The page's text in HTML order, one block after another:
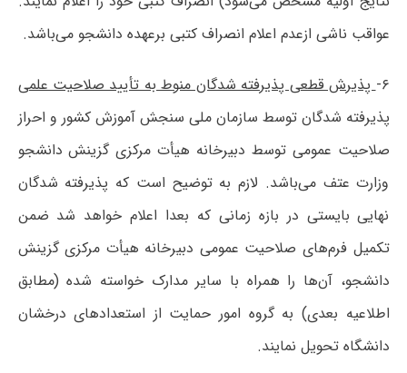
عواقب ناشی ازعدم اعلام انصراف کتبی برعهده دانشجو می‌باشد.
۶- پذیرش قطعی پذیرفته شدگان منوط به تأیید صلاحیت علمی
پذیرفته شدگان توسط سازمان ملی سنجش آموزش کشور و احراز
صلاحیت عمومی توسط دبیرخانه هیأت مرکزی گزینش دانشجو
وزارت عتف می‌باشد. لازم به توضیح است که پذیرفته شدگان
نهایی بایستی در بازه زمانی که بعدا اعلام خواهد شد ضمن
تکمیل فرم‌های صلاحیت عمومی دبیرخانه هیأت مرکزی گزینش
دانشجو، آن‌ها را همراه با سایر مدارک خواسته شده (مطابق
اطلاعیه بعدی) به گروه امور حمایت از استعدادهای درخشان
دانشگاه تحویل نمایند.